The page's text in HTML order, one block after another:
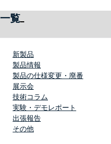
一覧
新製品
製品情報
製品の仕様変更・廃番
展示会
技術コラム
実験・デモレポート
出張報告
その他